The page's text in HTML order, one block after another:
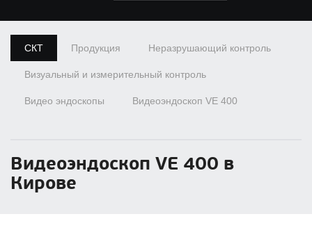
СКТ Продукция Неразрушающий контроль
Визуальный и измерительный контроль
Видео эндоскопы Видеоэндоскоп VE 400
Видеоэндоскоп VE 400 в
Кирове